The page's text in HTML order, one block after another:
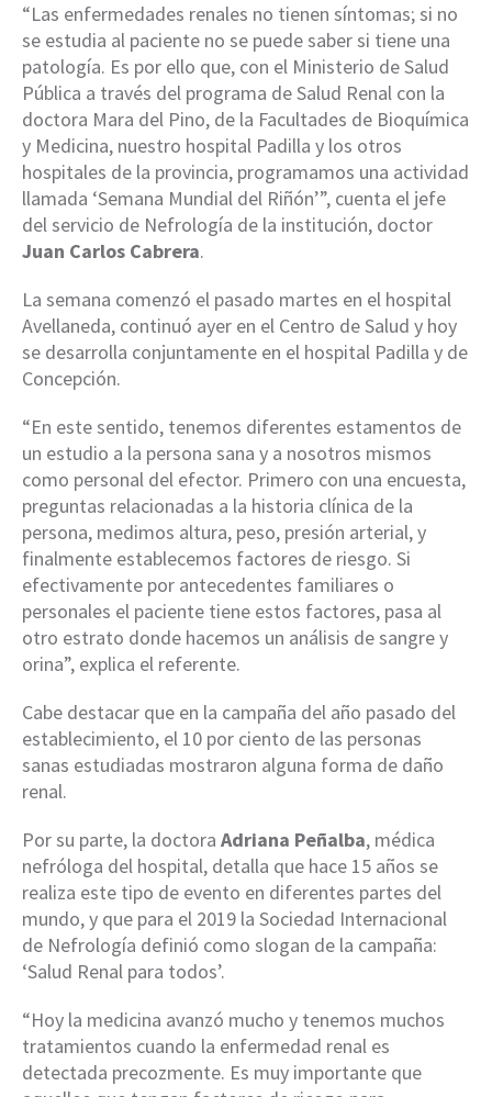
“Las enfermedades renales no tienen síntomas; si no
se estudia al paciente no se puede saber si tiene una
patología. Es por ello que, con el Ministerio de Salud
Pública a través del programa de Salud Renal con la
doctora Mara del Pino, de la Facultades de Bioquímica
y Medicina, nuestro hospital Padilla y los otros
hospitales de la provincia, programamos una actividad
llamada ‘Semana Mundial del Riñón’”, cuenta el jefe
del servicio de Nefrología de la institución, doctor
Juan Carlos Cabrera.
La semana comenzó el pasado martes en el hospital
Avellaneda, continuó ayer en el Centro de Salud y hoy
se desarrolla conjuntamente en el hospital Padilla y de
Concepción.
“En este sentido, tenemos diferentes estamentos de
un estudio a la persona sana y a nosotros mismos
como personal del efector. Primero con una encuesta,
preguntas relacionadas a la historia clínica de la
persona, medimos altura, peso, presión arterial, y
finalmente establecemos factores de riesgo. Si
efectivamente por antecedentes familiares o
personales el paciente tiene estos factores, pasa al
otro estrato donde hacemos un análisis de sangre y
orina”, explica el referente.
Cabe destacar que en la campaña del año pasado del
establecimiento, el 10 por ciento de las personas
sanas estudiadas mostraron alguna forma de daño
renal.
Por su parte, la doctora Adriana Peñalba, médica
nefróloga del hospital, detalla que hace 15 años se
realiza este tipo de evento en diferentes partes del
mundo, y que para el 2019 la Sociedad Internacional
de Nefrología definió como slogan de la campaña:
‘Salud Renal para todos’.
“Hoy la medicina avanzó mucho y tenemos muchos
tratamientos cuando la enfermedad renal es
detectada precozmente. Es muy importante que